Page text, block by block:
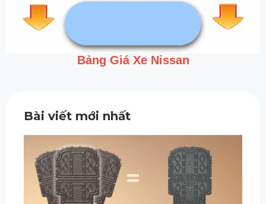
Bảng Giá Xe Nissan
Bài viết mới nhất